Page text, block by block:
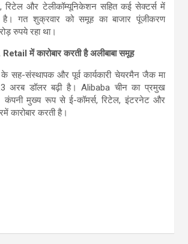
रिटेल और टेलीकॉम्यूनिकेशन सहित कई सेक्टर्स में
है। गत शुक्रवार को समूह का बाजार पूंजीकरण
रुपये रहा था।
में कारोबार करती है अलीबाबा समूह
सह-संस्थापक और पूर्व कार्यकारी चेयरमैन जैक मा
अरब डॉलर बढ़ी है। Alibaba चीन का प्रमुख
कंपनी मुख्य रूप से ई-कॉमर्स, रिटेल, इंटरनेट और
कारोबार करती है।